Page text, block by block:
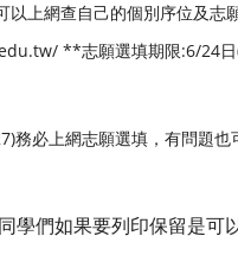
以上網查自己的個別序位及志
**志願選填期限:6/24日
務必上網志願選填，有問題
學們如果要列印保留是可